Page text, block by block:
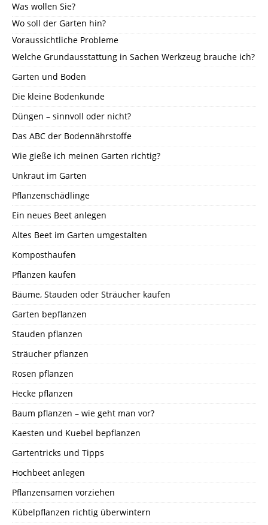
Was wollen Sie?
Wo soll der Garten hin?
Voraussichtliche Probleme
Welche Grundausstattung in Sachen Werkzeug brauche ich?
Garten und Boden
Die kleine Bodenkunde
Düngen – sinnvoll oder nicht?
Das ABC der Bodennährstoffe
Wie gieße ich meinen Garten richtig?
Unkraut im Garten
Pflanzenschädlinge
Ein neues Beet anlegen
Altes Beet im Garten umgestalten
Komposthaufen
Pflanzen kaufen
Bäume, Stauden oder Sträucher kaufen
Garten bepflanzen
Stauden pflanzen
Sträucher pflanzen
Rosen pflanzen
Hecke pflanzen
Baum pflanzen – wie geht man vor?
Kaesten und Kuebel bepflanzen
Gartentricks und Tipps
Hochbeet anlegen
Pflanzensamen vorziehen
Kübelpflanzen richtig überwintern